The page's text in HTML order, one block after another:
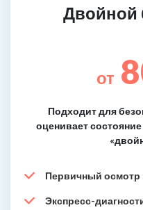
Двойной
от
Подходит для
оценивает
Первичный осмотр
Экспресс-